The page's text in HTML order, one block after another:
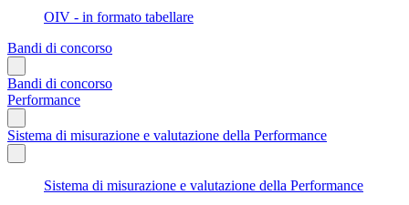
OIV - in formato tabellare
Bandi di concorso
Bandi di concorso
Performance
Sistema di misurazione e valutazione della Performance
Sistema di misurazione e valutazione della Performance